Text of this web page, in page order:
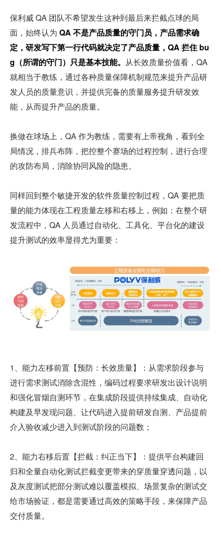
保利威 QA 团队不希望发生这种到最后来拦截点球的局
面，始终认为 QA 不是产品质量的守门员，产品需求确
定，研发写下第一行代码就决定了产品质量，QA 拦住 bu
g（所谓的守门）只是基本技能。 从长效质量价值看，QA
就相当于教练，通过各种质量保障机制规范来提升产品研
发人员的质量意识，并提供完备的质量服务提升研发效
能，从而提升产品的质量。
换做在球场上，QA 作为教练，需要有上帝视角，看到全
局情况，排兵布阵，把控整个赛场的过程控制，进行合理
的攻防布局，消除协同风险的隐患。
同样回到整个敏捷开发的软件质量控制过程，QA 要把质
量的能力体现在工程质量左移和右移上，例如：在整个研
发流程中，QA 人员通过自动化、工具化、平台化的建设
提升测试的效率显得尤为重要：
1、能力左移前置【预防：长效质量】：从需求阶段参与
进行需求测试消除含混性，编码过程要求研发出设计说明
和强化冒烟自测环节，在集成阶段提供持续集成、自动化
构建及早发现问题、让代码进入提前研发自测、产品提前
介入验收减少进入到测试阶段的问题数；
2、能力右移后置【拦截：纠正当下】：提供平台构建回
归和全量自动化测试拦截变更带来的穿质量穿透问题，以
及灰度测试把部分测试难以覆盖模拟、场景复杂的测试交
给市场验证，都是需要通过高效的策略手段，来保障产品
交付质量。